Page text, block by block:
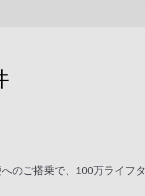
のご搭乗で、100万ライフタ